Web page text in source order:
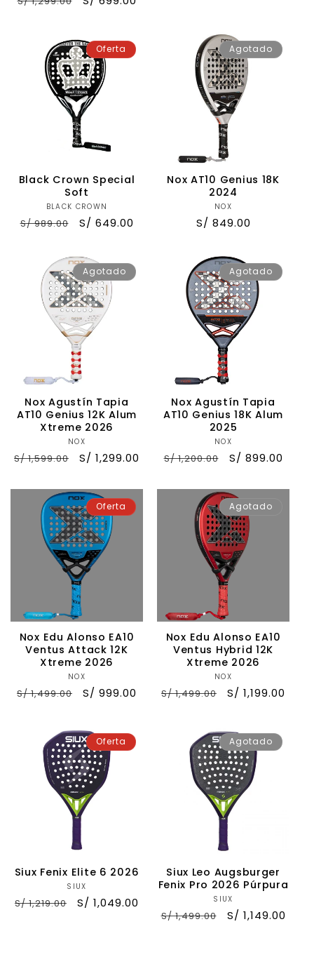
Oferta
Black Crown Special
Soft
Proveedor:
BLACK CROWN
Precio
S/ 989.00
Precio
oferta
S/ 649.00
Agotado
Nox AT10 Genius 18K
2024
Proveedor:
NOX
Precio
S/ 849.00
Agotado
Nox Agustín Tapia
AT10 Genius 12K Alum
Xtreme 2026
Proveedor:
NOX
Precio
S/ 1,599.00
Precio
oferta
S/ 1,299.00
Agotado
Nox Agustín Tapia
AT10 Genius 18K Alum
2025
Proveedor:
NOX
Precio
S/ 1,200.00
Precio
oferta
S/ 899.00
Oferta
Nox Edu Alonso EA10
Ventus Attack 12K
Xtreme 2026
Proveedor:
NOX
Precio
S/ 1,499.00
Precio
S/ 999.00
Agotado
Nox Edu Alonso EA10
Ventus Hybrid 12K
Xtreme 2026
Proveedor:
NOX
Precio
S/ 1,499.00
Precio
S/ 1,199.00
Oferta
Siux Fenix Elite 6 2026
Proveedor:
SIUX
Precio
S/ 1,219.00
Precio
S/ 1,049.00
Agotado
Siux Leo Augsburger
Fenix Pro 2026 Púrpura
Proveedor:
SIUX
Precio
S/ 1,499.00
Precio
S/ 1,149.00